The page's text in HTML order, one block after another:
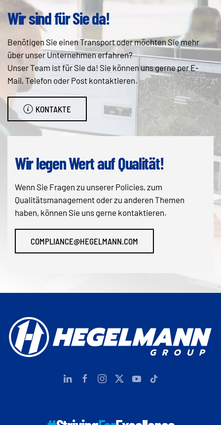
Wir sind für Sie da!
Benötigen Sie einen Transport oder möchten Sie mehr
über unser Unternehmen erfahren?
Unser Team ist für Sie da! Sie können uns gerne per E-
Mail, Telefon oder Post kontaktieren.
KONTAKTE
Wir legen Wert auf Qualität!
Wenn Sie Fragen zu unserer Policies, zum
Qualitätsmanagement oder zu anderen Themen
haben, können Sie uns gerne kontaktieren.
COMPLIANCE@HEGELMANN.COM